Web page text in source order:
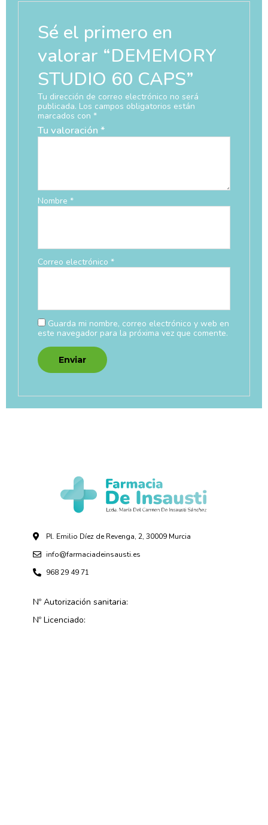
Sé el primero en
valorar “DEMEMORY
STUDIO 60 CAPS”
Tu dirección de correo electrónico no será
publicada. Los campos obligatorios están
marcados con *
Tu valoración *
Nombre *
Correo electrónico *
Guarda mi nombre, correo electrónico y web en
este navegador para la próxima vez que comente.
Pl. Emilio Díez de Revenga, 2, 30009 Murcia
info@farmaciadeinsausti.es
968 29 49 71
Nº Autorización sanitaria:
Nº Licenciado: